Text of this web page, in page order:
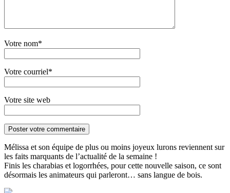
Votre nom*
Votre courriel*
Votre site web
Mélissa et son équipe de plus ou moins joyeux lurons reviennent sur
les faits marquants de l’actualité de la semaine !
Finis les charabias et logorrhées, pour cette nouvelle saison, ce sont
désormais les animateurs qui parleront… sans langue de bois.